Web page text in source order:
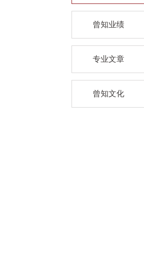
曾知业绩
专业文章
曾知文化